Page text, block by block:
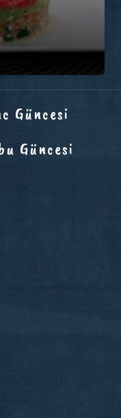
Güncesi
Güncesi